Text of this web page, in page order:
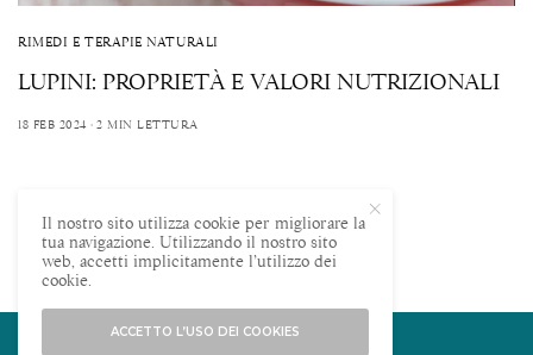
RIMEDI E TERAPIE NATURALI
LUPINI: PROPRIETÀ E VALORI NUTRIZIONALI
18 FEB 2024 2 MIN LETTURA
Il nostro sito utilizza cookie per migliorare la
tua navigazione. Utilizzando il nostro sito
web, accetti implicitamente l’utilizzo dei
cookie.
ACCETTO L’USO DEI COOKIES